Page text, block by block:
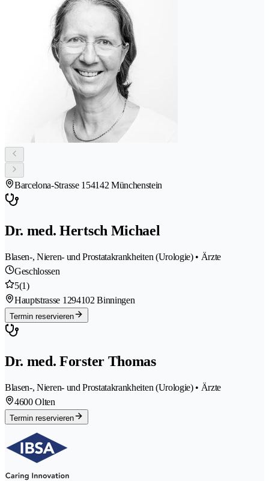
Barcelona-Strasse 154142 Münchenstein
Dr. med. Hertsch Michael
Blasen-, Nieren- und Prostatakrankheiten (Urologie) • Ärzte
Geschlossen
5(1)
Hauptstrasse 1294102 Binningen
Termin reservieren
Dr. med. Forster Thomas
Blasen-, Nieren- und Prostatakrankheiten (Urologie) • Ärzte
4600 Olten
Termin reservieren